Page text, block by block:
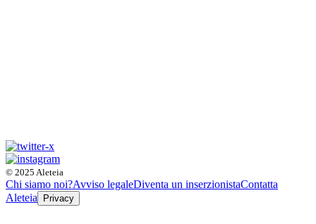
© 2025 Aleteia
Chi siamo noi?Avviso legaleDiventa un inserzionistaContatta
Aleteia
Privacy